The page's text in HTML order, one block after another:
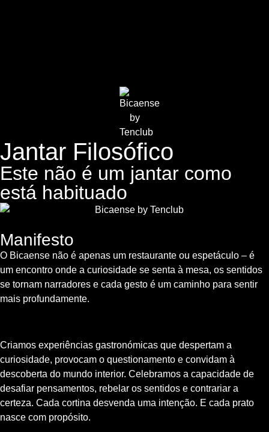
Jantar Filosófico
Este não é um jantar como
está habituado
Manifesto
O Bicaense não é apenas um restaurante ou espetáculo – é
um encontro onde a curiosidade se senta à mesa, os sentidos
se tornam narradores e cada gesto é um caminho para sentir
mais profundamente.
Criamos experiências gastronómicas que despertam a
curiosidade, provocam o questionamento e convidam à
descoberta do mundo interior. Celebramos a capacidade de
desafiar pensamentos, rebelar os sentidos e contrariar a
certeza. Cada cortina desvenda uma intenção. E cada prato
nasce com propósito.